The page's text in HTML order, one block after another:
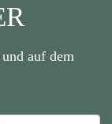
auf dem